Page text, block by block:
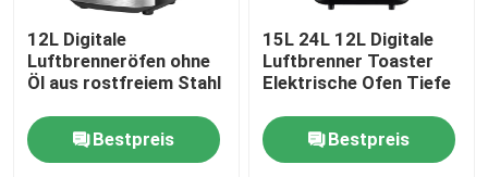
Produkte
12L Digitale
Luftbrenneröfen ohne
Öl aus rostfreiem Stahl
Bestpreis
15L 24L 12L Digitale
Luftbrenner Toaster
Elektrische Ofen Tiefe
Bestpreis